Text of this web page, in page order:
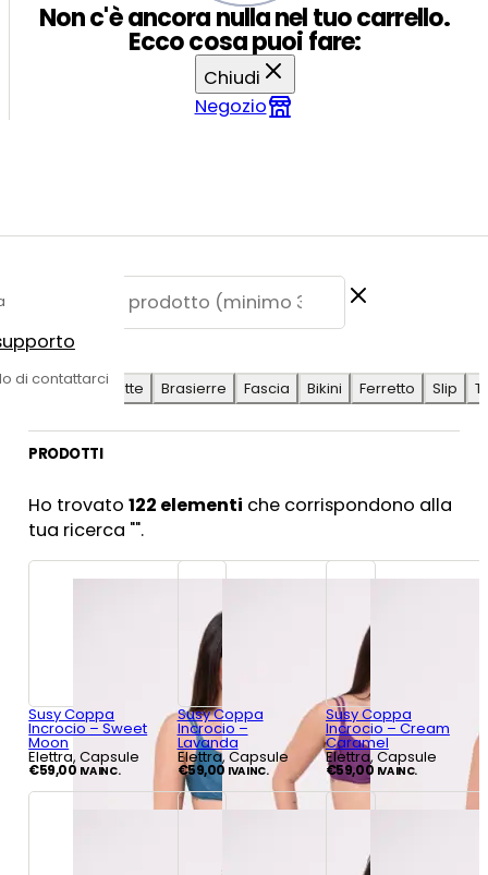
di contattarci
Non c'è ancora nulla nel tuo carrello.
Ecco cosa puoi fare:
Chiudi
Negozio
SUGGERITE
Antilope
Coulotte Brasierre Fascia Bikini Ferretto Slip
PRODOTTI
Ho trovato122 elementi che corrispondono alla
tua ricerca "".
Susy Coppa
Incrocio – Sweet
Moon
Elettra, Capsule
€59,00 IVA INC.
Susy Coppa
Incrocio –
Lavanda
Elettra, Capsule
€59,00 IVA INC.
Susy Coppa
Incrocio – Cream
Caramel
Elettra, Capsule
€59,00 IVA INC.